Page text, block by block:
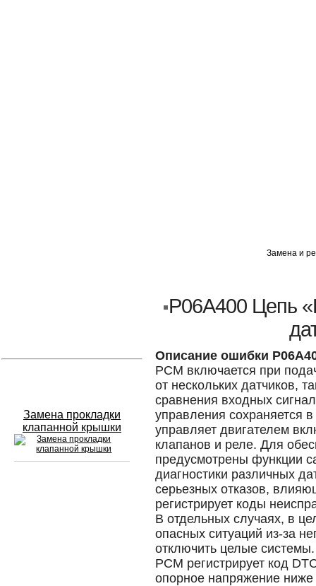
Замена прокладки
клапанной крышки
Замена и
P06A400 Цепь
Описание ошибки
PCM включается при
от нескольких датчиков,
сравнения входных
управления сохраняется
управляет двигателем
клапанов и реле. Для
предусмотрены функции
диагностики различных
серьезных отказов,
регистрирует коды
В отдельных случаях, в
опасных ситуаций из-за
отключить целые системы.
PCM регистрирует код
опорное напряжение ниже